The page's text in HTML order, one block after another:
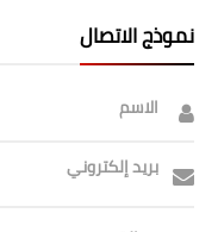
نموذج الاتصال
الاسم
بريد إلكتروني